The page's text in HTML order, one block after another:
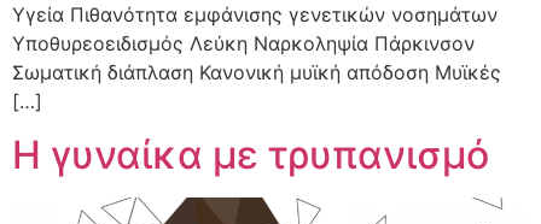
Υγεία Πιθανότητα εμφάνισης γενετικών νοσημάτων
Υποθυρεοειδισμός Λεύκη Ναρκοληψία Πάρκινσον
Σωματική διάπλαση Κανονική μυϊκή απόδοση Μυϊκές
[…]
Η γυναίκα με τρυπανισμό